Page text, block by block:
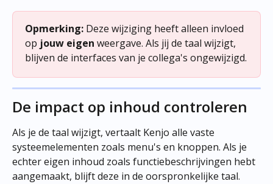
Opmerking: Deze wijziging heeft alleen invloed
op jouw eigen weergave. Als jij de taal wijzigt,
blijven de interfaces van je collega's ongewijzigd.
De impact op inhoud controleren
Als je de taal wijzigt, vertaalt Kenjo alle vaste
systeemelementen zoals menu's en knoppen. Als je
echter eigen inhoud zoals functiebeschrijvingen hebt
aangemaakt, blijft deze in de oorspronkelijke taal.